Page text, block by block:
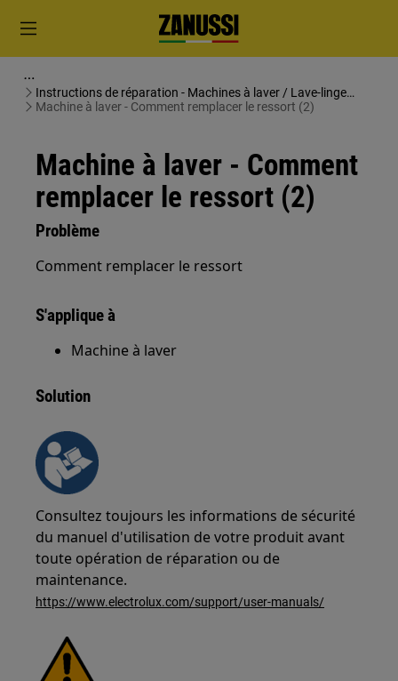
Instructions de réparation - Machines à laver / Lave-linge
séchants
Machine à laver - Comment remplacer le ressort (2)
Machine à laver - Comment
remplacer le ressort (2)
Problème
Comment remplacer le ressort
S'applique à
Machine à laver
Solution
Consultez toujours les informations de sécurité
du manuel d'utilisation de votre produit avant
toute opération de réparation ou de
maintenance.
https://www.electrolux.com/support/user-manuals/